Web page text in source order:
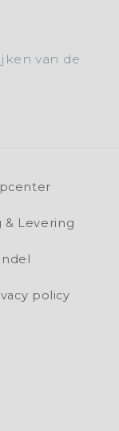
van de
& Levering
policy